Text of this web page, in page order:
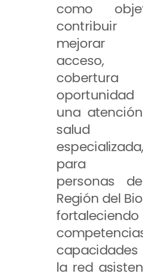
como
mejorar
acceso,
una
salud
especializada,
para
personas
Región del
fortaleciendo
la red